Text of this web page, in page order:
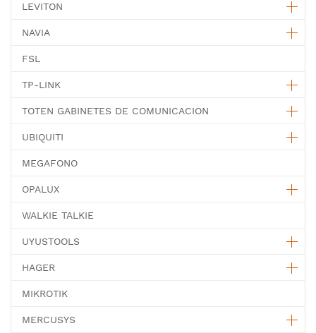
LEVITON
NAVIA
FSL
TP-LINK
TOTEN GABINETES DE COMUNICACION
UBIQUITI
MEGAFONO
OPALUX
WALKIE TALKIE
UYUSTOOLS
HAGER
MIKROTIK
MERCUSYS